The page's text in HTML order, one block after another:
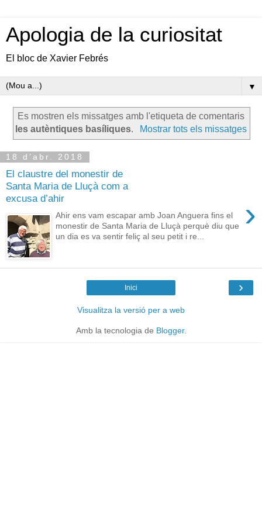
Apologia de la curiositat
El bloc de Xavier Febrés
▼
Es mostren els missatges amb l'etiqueta de comentaris
les autèntiques basíliques. Mostrar tots els missatges
18 d’abr. 2018
El claustre del monestir de
Santa Maria de Lluçà com a
excusa d’ahir
›
Ahir ens vam escapar amb Joan Anguera fins el
monestir de Santa Maria de Lluçà perquè diu que
un dia es va sentir feliç al seu petit i re...
›
Inici
Visualitza la versió per a web
Amb la tecnologia de Blogger.